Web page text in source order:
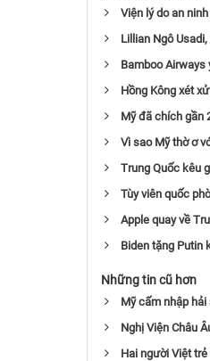
Viện lý do an
Lillian Ngô
Bamboo Airways
Hồng Kông xét
Mỹ đã chích gần
Vì sao Mỹ thờ ơ
Trung Quốc kêu
Tùy viên quốc
Apple quay về
Biden tặng Putin
Những tin cũ hơn
Mỹ cấm nhập
Nghị Viện Châu
Hai người Việt